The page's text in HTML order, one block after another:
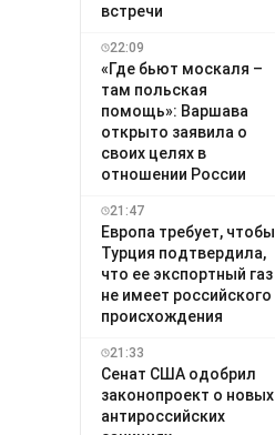
встречи
22:09
«Где бьют москаля –
там польская
помощь»: Варшава
открыто заявила о
своих целях в
отношении России
21:47
Европа требует, чтобы
Турция подтвердила,
что ее экспортный газ
не имеет российского
происхождения
21:33
Сенат США одобрил
законопроект о новых
антироссийских